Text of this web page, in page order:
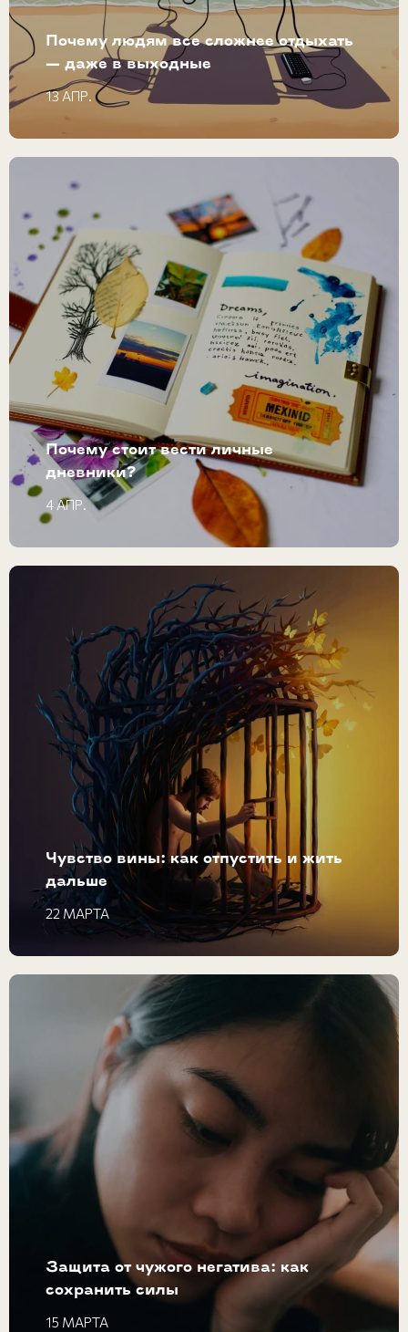
Почему людям все сложнее отдыхать
— даже в выходные
13 АПР.
Почему стоит вести личные
дневники?
4 АПР.
Чувство вины: как отпустить и жить
дальше
22 МАРТА
Защита от чужого негатива: как
сохранить силы
15 МАРТА